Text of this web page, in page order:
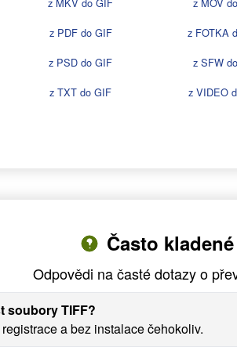
z PDF do GIF z FOTKA
z PSD do GIF z SFW
z TXT do GIF z VIDEO
Často
Odpovědi na časté dotazy o
soubory TIFF?
a bez instalace čehokoliv.